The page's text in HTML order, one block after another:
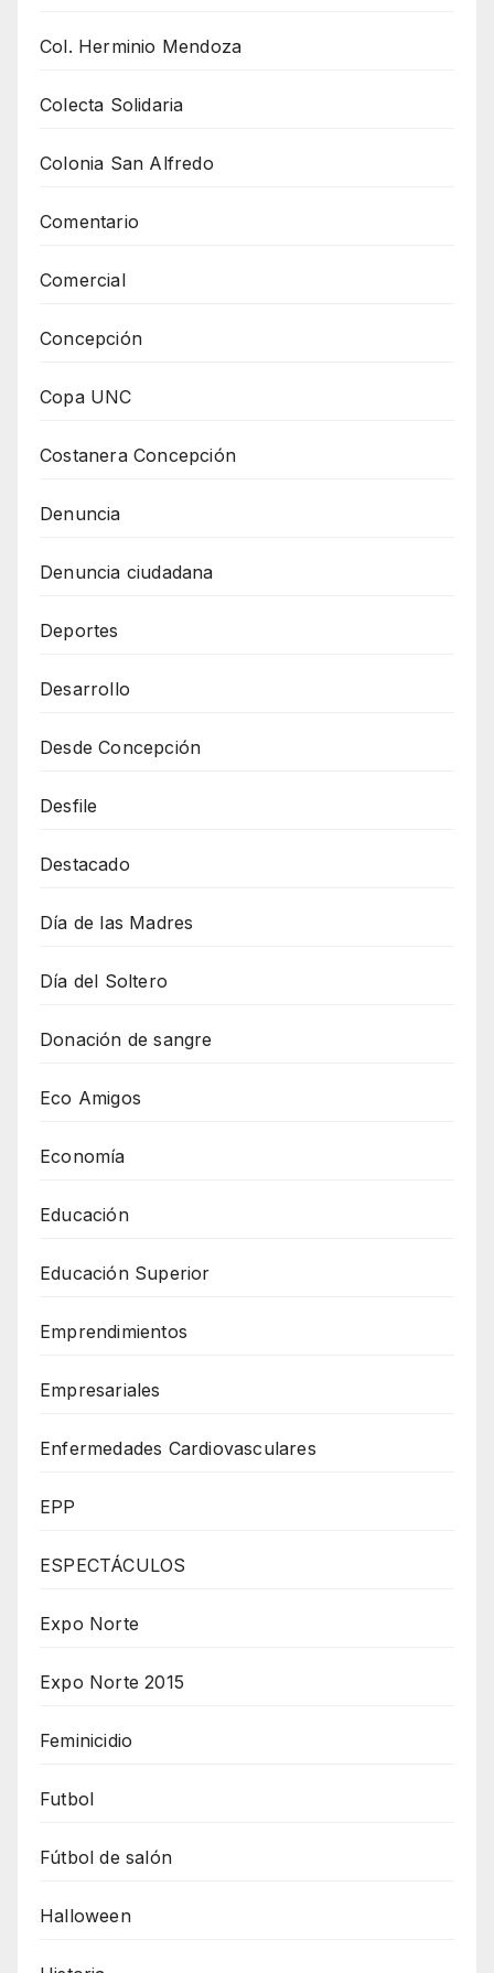
Col. Herminio Mendoza
Colecta Solidaria
Colonia San Alfredo
Comentario
Comercial
Concepción
Copa UNC
Costanera Concepción
Denuncia
Denuncia ciudadana
Deportes
Desarrollo
Desde Concepción
Desfile
Destacado
Día de las Madres
Día del Soltero
Donación de sangre
Eco Amigos
Economía
Educación
Educación Superior
Emprendimientos
Empresariales
Enfermedades Cardiovasculares
EPP
ESPECTÁCULOS
Expo Norte
Expo Norte 2015
Feminicidio
Futbol
Fútbol de salón
Halloween